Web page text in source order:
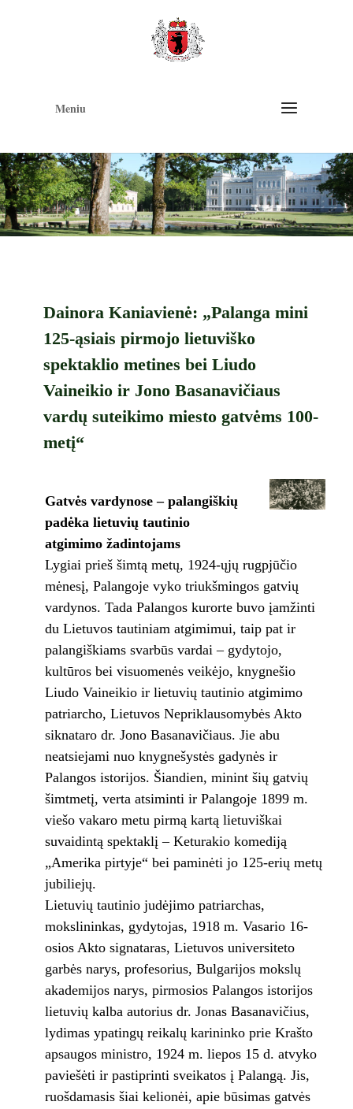
Meniu
Dainora Kaniavienė: „Palanga mini
125-ąsiais pirmojo lietuviško
spektaklio metines bei Liudo
Vaineikio ir Jono Basanavičiaus
vardų suteikimo miesto gatvėms 100-
metį“
Gatvės vardynose – palangiškių
padėka lietuvių tautinio
atgimimo žadintojams
Lygiai prieš šimtą metų, 1924-ųjų rugpjūčio
mėnesį, Palangoje vyko triukšmingos gatvių
vardynos. Tada Palangos kurorte buvo įamžinti
du Lietuvos tautiniam atgimimui, taip pat ir
palangiškiams svarbūs vardai – gydytojo,
kultūros bei visuomenės veikėjo, knygnešio
Liudo Vaineikio ir lietuvių tautinio atgimimo
patriarcho, Lietuvos Nepriklausomybės Akto
siknataro dr. Jono Basanavičiaus. Jie abu
neatsiejami nuo knygnešystės gadynės ir
Palangos istorijos. Šiandien, minint šių gatvių
šimtmetį, verta atsiminti ir Palangoje 1899 m.
viešo vakaro metu pirmą kartą lietuviškai
suvaidintą spektaklį – Keturakio komediją
„Amerika pirtyje“ bei paminėti jo 125-erių metų
jubiliejų.
Lietuvių tautinio judėjimo patriarchas,
mokslininkas, gydytojas, 1918 m. Vasario 16-
osios Akto signataras, Lietuvos universiteto
garbės narys, profesorius, Bulgarijos mokslų
akademijos narys, pirmosios Palangos istorijos
lietuvių kalba autorius dr. Jonas Basanavičius,
lydimas ypatingų reikalų karininko prie Krašto
apsaugos ministro, 1924 m. liepos 15 d. atvyko
paviešėti ir pastiprinti sveikatos į Palangą. Jis,
ruošdamasis šiai kelionėi, apie būsimas gatvės